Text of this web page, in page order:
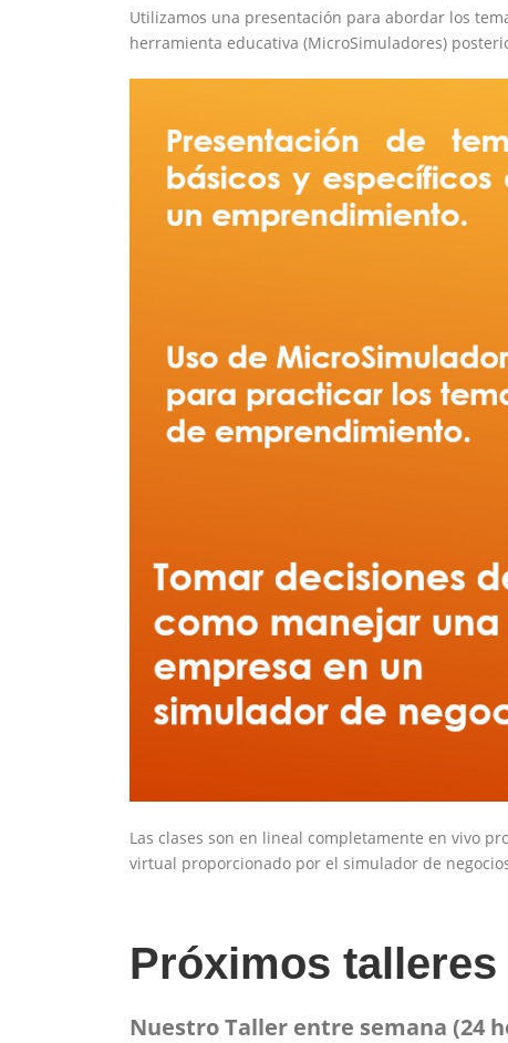
Utilizamos una presentación para abordar los
herramienta educativa (MicroSimuladores)
Las clases son en lineal completamente en vivo
virtual proporcionado por el simulador de
Próximos talleres
Nuestro Taller entre semana (24